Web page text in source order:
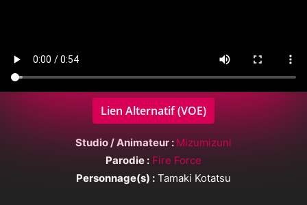
Lien Alternatif (VOE)
Studio / Animateur : Mizumizuni
Parodie : Fire Force
Personnage(s) : Tamaki Kotatsu